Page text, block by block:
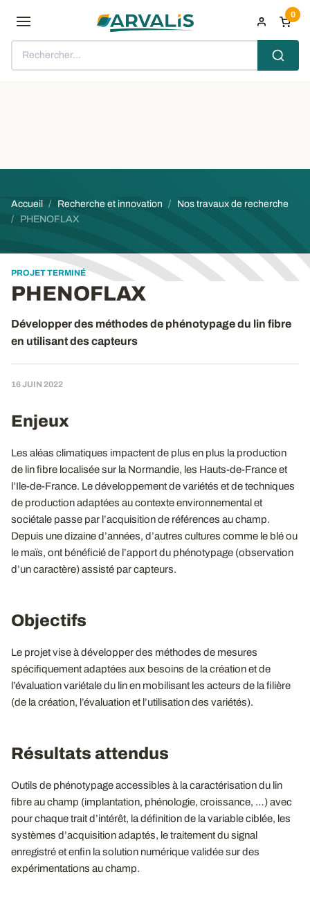
Rechercher...
0
Fil d'Ariane
Accueil Recherche et innovation
Nos travaux de recherche
PHENOFLAX
PROJET TERMINÉ
PHENOFLAX
Développer des méthodes de phénotypage du lin fibre
en utilisant des capteurs
16 JUIN 2022
Enjeux
Les aléas climatiques impactent de plus en plus la production
de lin fibre localisée sur la Normandie, les Hauts-de-France et
l’Ile-de-France. Le développement de variétés et de techniques
de production adaptées au contexte environnemental et
sociétale passe par l’acquisition de références au champ.
Depuis une dizaine d’années, d’autres cultures comme le blé ou
le maïs, ont bénéficié de l’apport du phénotypage (observation
d’un caractère) assisté par capteurs.
Objectifs
Le projet vise à développer des méthodes de mesures
spécifiquement adaptées aux besoins de la création et de
l’évaluation variétale du lin en mobilisant les acteurs de la filière
(de la création, l’évaluation et l’utilisation des variétés).
Résultats attendus
Outils de phénotypage accessibles à la caractérisation du lin
fibre au champ (implantation, phénologie, croissance, …) avec
pour chaque trait d’intérêt, la définition de la variable ciblée, les
systèmes d’acquisition adaptés, le traitement du signal
enregistré et enfin la solution numérique validée sur des
expérimentations au champ.